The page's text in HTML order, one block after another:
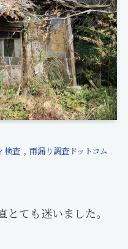
検査 ,雨漏り調査ドットコム
ても迷いました。